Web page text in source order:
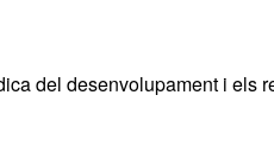
del desenvolupament i els